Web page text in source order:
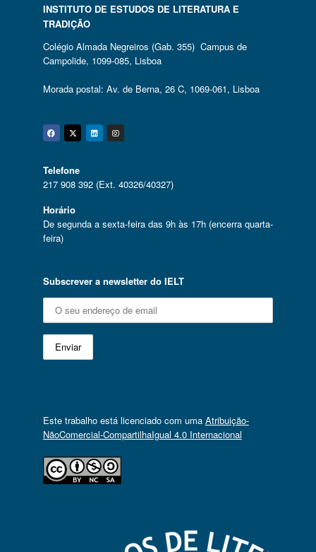
INSTITUTO DE ESTUDOS DE LITERATURA E
TRADIÇÃO
Colégio Almada Negreiros (Gab. 355) Campus de
Campolide, 1099-085, Lisboa
Morada postal: Av. de Berna, 26 C, 1069-061, Lisboa
Facebook
Twitter
Linkedin
Instagram
Telefone
217 908 392 (Ext. 40326/40327)
Horário
De segunda a sexta-feira das 9h às 17h (encerra quarta-
feira)
Subscrever a newsletter do IELT
Este trabalho está licenciado com uma Atribuição-
NãoComercial-CompartilhaIgual 4.0 Internacional